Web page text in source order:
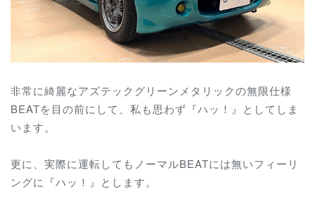
非常に綺麗なアズテックグリーンメタリックの無限仕様
BEATを目の前にして、私も思わず『ハッ！』としてしま
います。
更に、実際に運転してもノーマルBEATには無いフィーリ
ングに『ハッ！』とします。